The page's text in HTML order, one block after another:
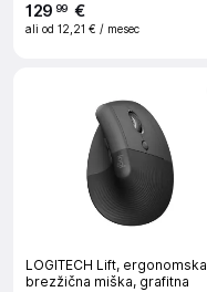
129 99 €
ali od 12,21 € / mesec
LOGITECH Lift, ergonomska
brezžična miška, grafitna